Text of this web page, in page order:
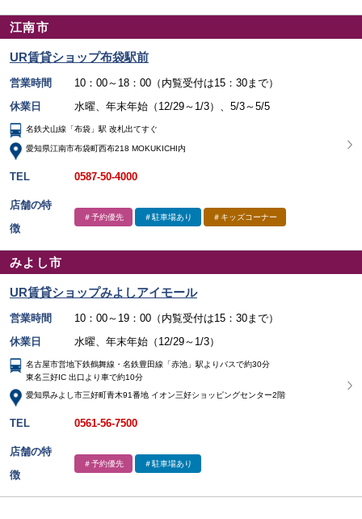
江南市
UR賃貸ショップ布袋駅前
営業時間
10：00～18：00（内覧受付は15：30まで）
休業日
水曜、年末年始（12/29～1/3）、5/3～5/5
名鉄犬山線「布袋」駅 改札出てすぐ
愛知県江南市布袋町西布218 MOKUKICHI内
TEL 0587-50-4000
店舗の特
徴
＃予約優先 ＃駐車場あり ＃キッズコーナー
みよし市
UR賃貸ショップみよしアイモール
営業時間
10：00～19：00（内覧受付は15：30まで）
休業日
水曜、年末年始（12/29～1/3）
名古屋市営地下鉄鶴舞線・名鉄豊田線「赤池」駅よりバスで約30分
東名三好IC 出口より車で約10分
愛知県みよし市三好町青木91番地 イオン三好ショッピングセンター2階
TEL 0561-56-7500
店舗の特
徴
＃予約優先 ＃駐車場あり